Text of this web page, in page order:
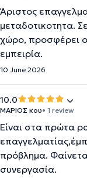
Άριστος
μεταδοτικοτητα.
χώρο, προσφέρει
εμπειρία.
10 June 2026
10.0
ΜΑΡΙΟΣ κου• 1 review
Είναι στα πρώτα
πρόβλημα.
συνεργασία.